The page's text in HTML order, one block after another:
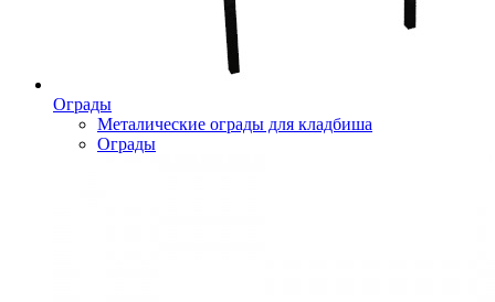
Ограды
Металические ограды для кладбиша
Ограды